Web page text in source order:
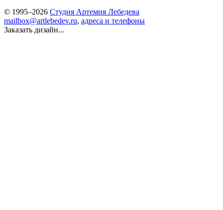
© 1995–2026 Студия Артемия Лебедева
mailbox@artlebedev.ru, адреса и телефоны
Заказать дизайн...